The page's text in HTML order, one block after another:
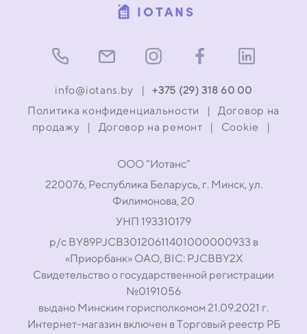
ООО “Иотанс”
220076, Республика Беларусь, г. Минск, ул.
Филимонова, 20
УНП 193310179
р/с BY89PJCB30120611401000000933 в
«Приорбанк» ОАО, BIC: PJCBBY2X
Свидетельство о государственной регистрации
№0191056
выдано Минским горисполкомом 21.09.2021 г.
Интернет-магазин включен в Торговый реестр РБ
IOTANS
info@iotans.by | +375 (29) 318 60 00
Политика конфиденциальности |
Договор на
продажу
| Договор на ремонт | Cookie |